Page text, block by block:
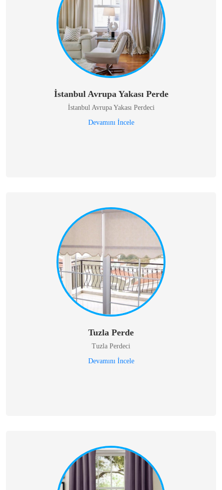
İstanbul Avrupa Yakası Perde
İstanbul Avrupa Yakası Perdeci
Devamını İncele
Tuzla Perde
Tuzla Perdeci
Devamını İncele